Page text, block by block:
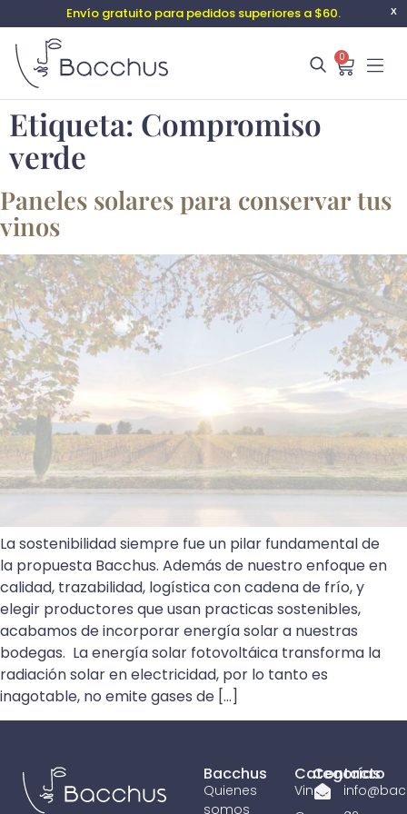
X
Envío gratuito para pedidos superiores a $60.
0
Etiqueta: Compromiso
verde
Paneles solares para conservar tus
vinos
La sostenibilidad siempre fue un pilar fundamental de
la propuesta Bacchus. Además de nuestro enfoque en
calidad, trazabilidad, logística con cadena de frío, y
elegir productores que usan practicas sostenibles,
acabamos de incorporar energía solar a nuestras
bodegas. La energía solar fotovoltáica transforma la
radiación solar en electricidad, por lo tanto es
inagotable, no emite gases de […]
Bacchus
Quienes
somos
Categorías
Vinos
Contacto